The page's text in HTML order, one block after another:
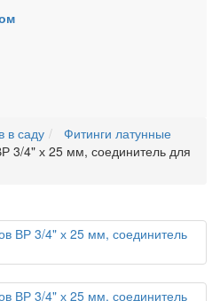
в саду
Фитинги латунные
3/4" х 25 мм, соединитель для